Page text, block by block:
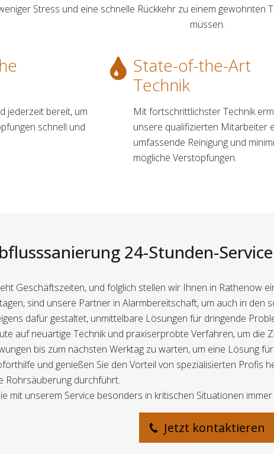
Stress und eine schnelle Rückkehr zu einem
müssen.
jederzeit bereit, um
schnell und
State-of-the-Art
Technik
Mit fortschrittlichster Technik
unsere qualifizierten Mitarbeiter
umfassende Reinigung und
mögliche Verstopfungen.
24-Stunden-
Geschäftszeiten, und folglich stellen wir Ihnen in Rathenow
sind unsere Partner in Alarmbereitschaft, um auch in
dafür gestaltet, unmittelbare Lösungen für dringende
auf neuartige Technik und praxiserprobte Verfahren, um die
bis zum nächsten Werktag zu warten, um eine Lösung
und genießen Sie den Vorteil von spezialisierten Profis
Rohrsäuberung durchführt.
mit unserem Service besonders in kritischen Situationen
Jetzt kontaktieren